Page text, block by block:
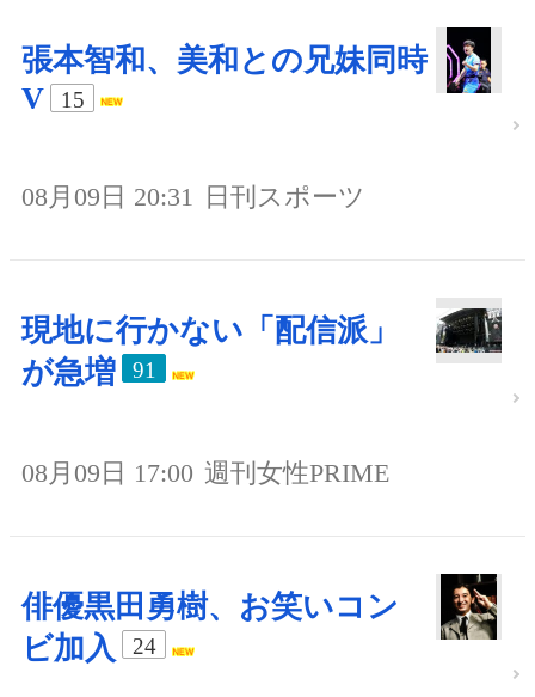
張本智和、美和との兄妹同時
V
15
08月09日 20:31 日刊スポーツ
現地に行かない「配信派」
が急増
91
08月09日 17:00 週刊女性PRIME
俳優黒田勇樹、お笑いコン
ビ加入
24